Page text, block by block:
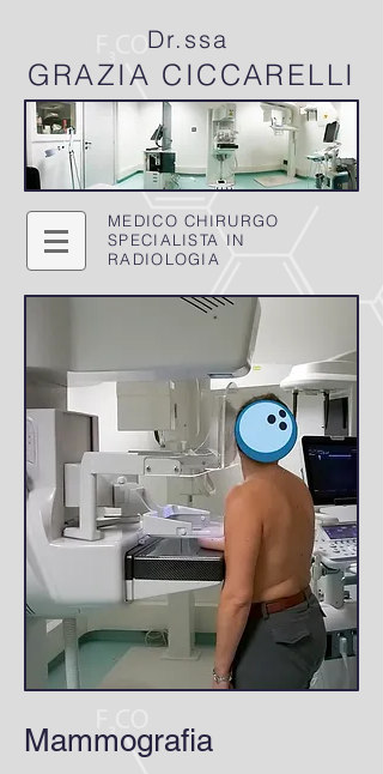
Dr.ssa
GRAZIA CICCARELLI
MEDICO CHIRURGO
SPECIALISTA IN
RADIOLOGIA
Mammografia